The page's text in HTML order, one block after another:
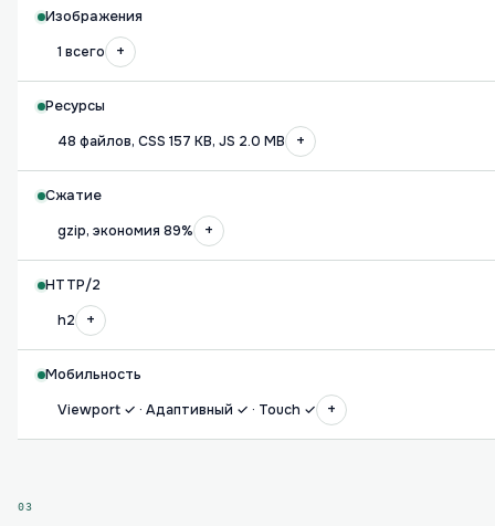
Изображения
1 всего
+
Ресурсы
48 файлов, CSS 157 KB, JS 2.0 MB
+
Сжатие
gzip, экономия 89%
+
HTTP/2
h2
+
Мобильность
Viewport ✓ · Адаптивный ✓ · Touch ✓
+
03